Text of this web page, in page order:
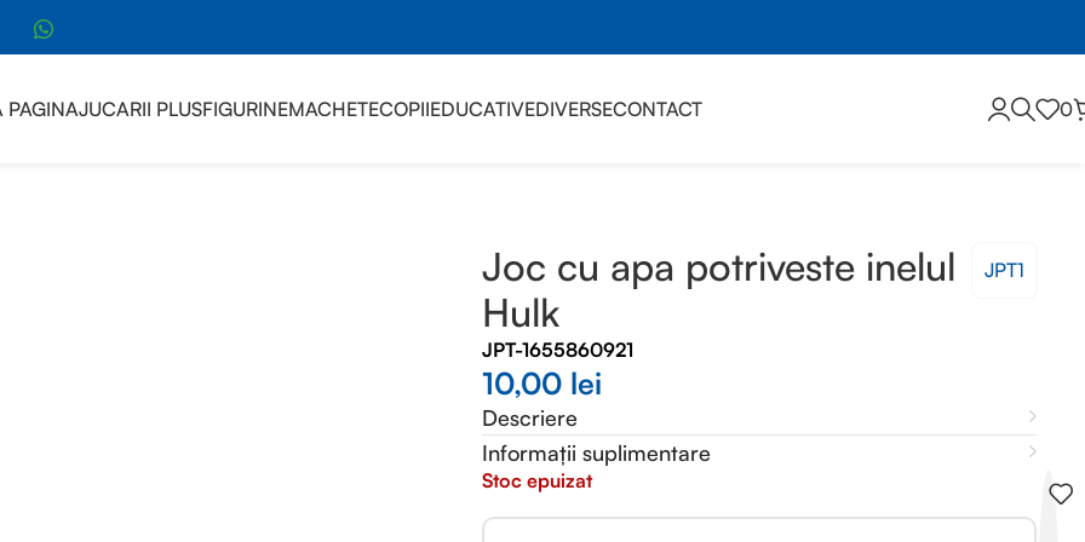
PAGINAJUCARII PLUSFIGURINEMACHETECOPIIEDUCATIVEDIVERSECONTACT
0
Joc cu apa potriveste inelul
Hulk
JPT1
JPT-1655860921
10,00 lei
Descriere
Informații suplimentare
Stoc epuizat